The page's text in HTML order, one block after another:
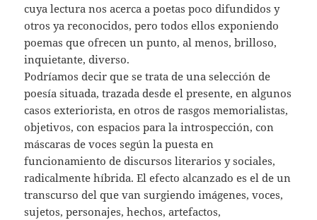
cuya lectura nos acerca a poetas poco difundidos y
otros ya reconocidos, pero todos ellos exponiendo
poemas que ofrecen un punto, al menos, brilloso,
inquietante, diverso.
Podríamos decir que se trata de una selección de
poesía situada, trazada desde el presente, en algunos
casos exteriorista, en otros de rasgos memorialistas,
objetivos, con espacios para la introspección, con
máscaras de voces según la puesta en
funcionamiento de discursos literarios y sociales,
radicalmente híbrida. El efecto alcanzado es el de un
transcurso del que van surgiendo imágenes, voces,
sujetos, personajes, hechos, artefactos,